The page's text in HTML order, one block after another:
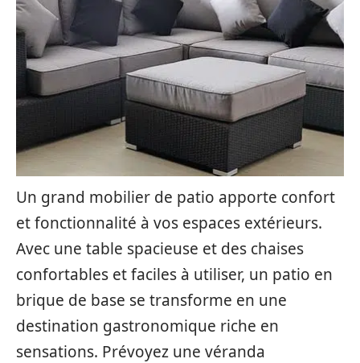
Un grand mobilier de patio apporte confort
et fonctionnalité à vos espaces extérieurs.
Avec une table spacieuse et des chaises
confortables et faciles à utiliser, un patio en
brique de base se transforme en une
destination gastronomique riche en
sensations. Prévoyez une véranda